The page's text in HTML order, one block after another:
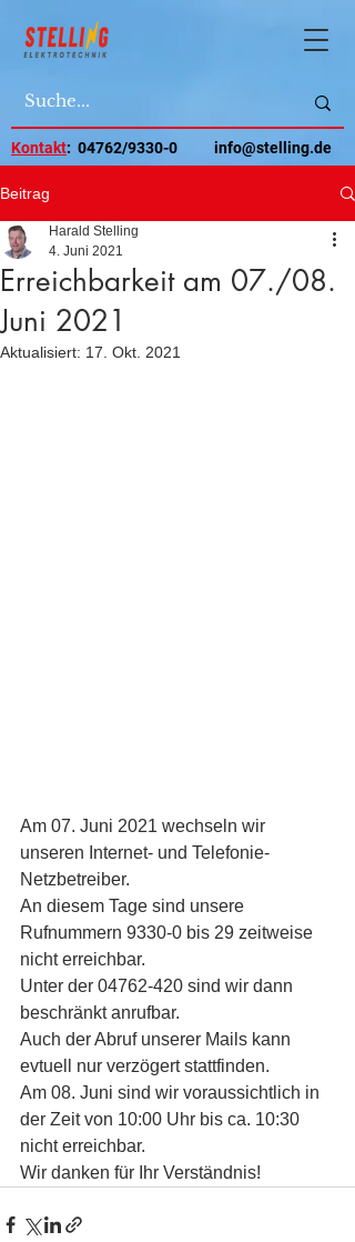
Kontakt: 04762/9330-0 info@stelling.de
Beitrag
Erreichbarkeit am 07./08.
Juni 2021
Harald Stelling
4. Juni 2021
Aktualisiert: 17. Okt. 2021
Am 07. Juni 2021 wechseln wir
unseren Internet- und Telefonie-
Netzbetreiber.
An diesem Tage sind unsere
Rufnummern 9330-0 bis 29 zeitweise
nicht erreichbar.
Unter der 04762-420 sind wir dann
beschränkt anrufbar.
Auch der Abruf unserer Mails kann
evtuell nur verzögert stattfinden.
Am 08. Juni sind wir voraussichtlich in
der Zeit von 10:00 Uhr bis ca. 10:30
nicht erreichbar.
Wir danken für Ihr Verständnis!